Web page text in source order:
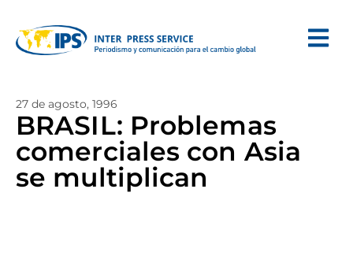
27 de agosto, 1996
BRASIL: Problemas
comerciales con Asia
se multiplican